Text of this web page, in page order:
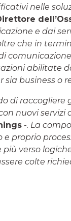
nelle
e dai
che in
abilitate
business o
di
nuovi servizi
-. La
proprio
verso
colte